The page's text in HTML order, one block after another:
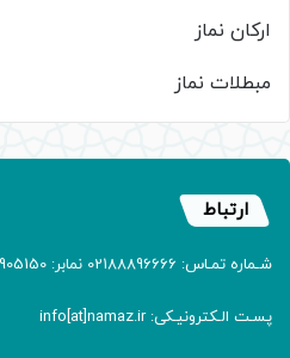
ارکان نماز
مبطلات نماز
ارتباط
شـماره تمـاس: 02188896666 نمابر: 02188905150
پسـت الـکترونیـکی: info[at]namaz.ir